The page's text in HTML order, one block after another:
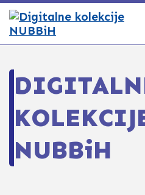
NUBBiH